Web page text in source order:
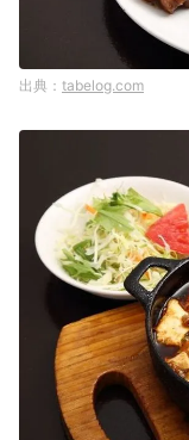
tabelog.com